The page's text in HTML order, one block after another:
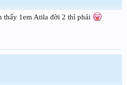
thấy 1em Atila đời 2 thì phải